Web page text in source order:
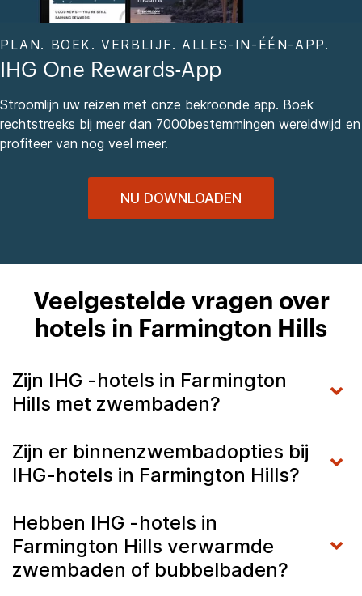
PLAN. BOEK. VERBLIJF. ALLES-IN-ÉÉN-APP.
IHG One Rewards-App
Stroomlijn uw reizen met onze bekroonde app. Boek
rechtstreeks bij meer dan 7000bestemmingen wereldwijd en
profiteer van nog veel meer.
NU DOWNLOADEN
Veelgestelde vragen over
hotels in Farmington Hills
Zijn IHG -hotels in Farmington
Hills met zwembaden?
Zijn er binnenzwembadopties bij
IHG-hotels in Farmington Hills?
Hebben IHG -hotels in
Farmington Hills verwarmde
zwembaden of bubbelbaden?